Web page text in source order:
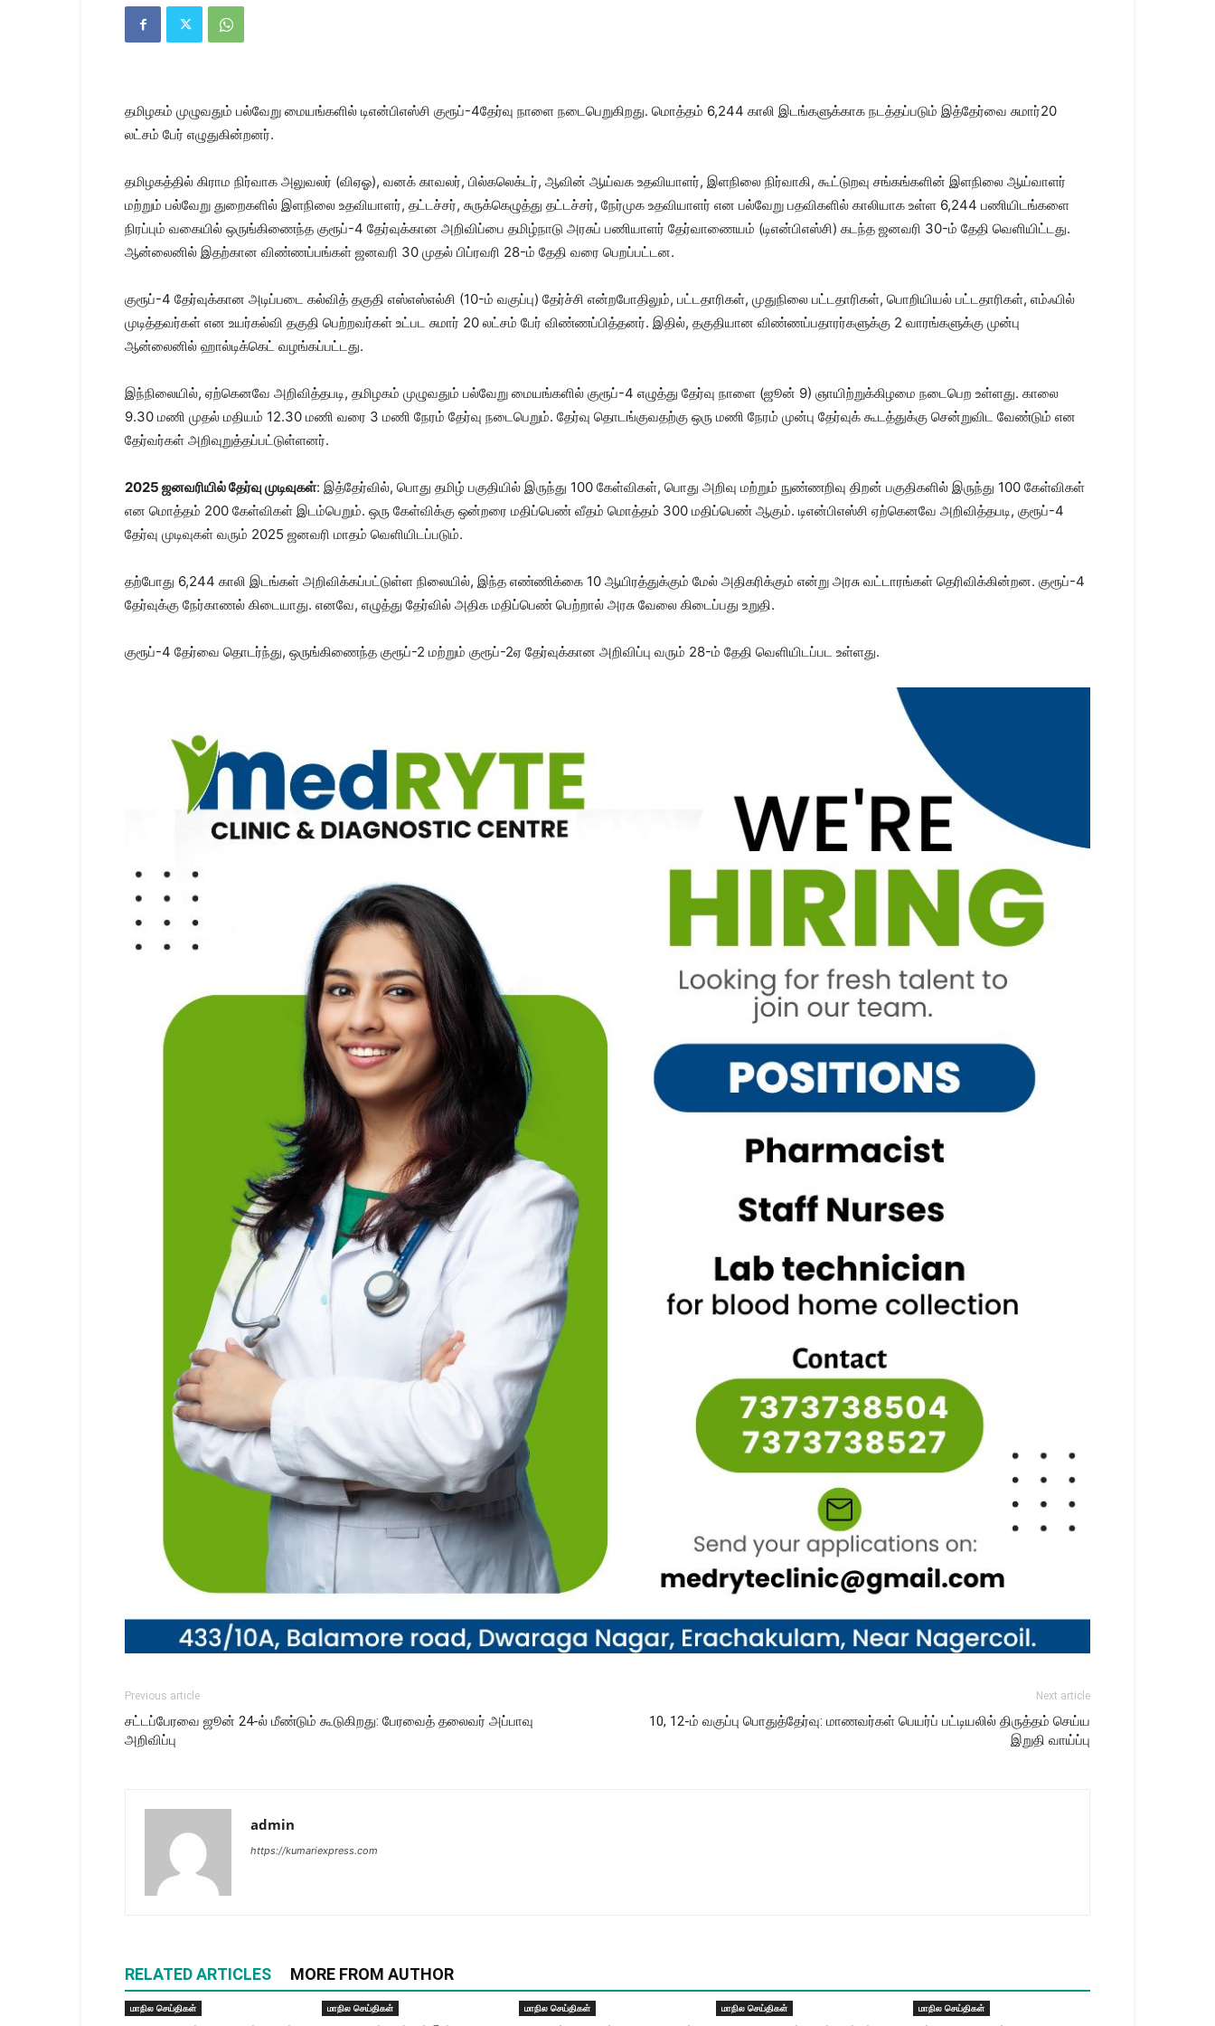
|
தமிழகம் முழுவதும் பல்வேறு மையங்களில் டிஎன்பிஎஸ்சி குரூப்-4தேர்வு நாளை நடைபெறுகிறது. மொத்தம் 6,244 காலி இடங்களுக்காக நடத்தப்படும் இத்தேர்வை சுமார்20
லட்சம் பேர் எழுதுகின்றனர்.
தமிழகத்தில் கிராம நிர்வாக அலுவலர் (விஏஓ), வனக் காவலர், பில்கலெக்டர், ஆவின் ஆய்வக உதவியாளர், இளநிலை நிர்வாகி, கூட்டுறவு சங்கங்களின் இளநிலை ஆய்வாளர்
மற்றும் பல்வேறு துறைகளில் இளநிலை உதவியாளர், தட்டச்சர், சுருக்கெழுத்து தட்டச்சர், நேர்முக உதவியாளர் என பல்வேறு பதவிகளில் காலியாக உள்ள 6,244 பணியிடங்களை
நிரப்பும் வகையில் ஒருங்கிணைந்த குரூப்-4 தேர்வுக்கான அறிவிப்பை தமிழ்நாடு அரசுப் பணியாளர் தேர்வாணையம் (டிஎன்பிஎஸ்சி) கடந்த ஜனவரி 30-ம் தேதி வெளியிட்டது.
ஆன்லைனில் இதற்கான விண்ணப்பங்கள் ஜனவரி 30 முதல் பிப்ரவரி 28-ம் தேதி வரை பெறப்பட்டன.
குரூப்-4 தேர்வுக்கான அடிப்படை கல்வித் தகுதி எஸ்எஸ்எல்சி (10-ம் வகுப்பு) தேர்ச்சி என்றபோதிலும், பட்டதாரிகள், முதுநிலை பட்டதாரிகள், பொறியியல் பட்டதாரிகள், எம்ஃபில்
முடித்தவர்கள் என உயர்கல்வி தகுதி பெற்றவர்கள் உட்பட சுமார் 20 லட்சம் பேர் விண்ணப்பித்தனர். இதில், தகுதியான விண்ணப்பதாரர்களுக்கு 2 வாரங்களுக்கு முன்பு
ஆன்லைனில் ஹால்டிக்கெட் வழங்கப்பட்டது.
இந்நிலையில், ஏற்கெனவே அறிவித்தபடி, தமிழகம் முழுவதும் பல்வேறு மையங்களில் குரூப்-4 எழுத்து தேர்வு நாளை (ஜூன் 9) ஞாயிற்றுக்கிழமை நடைபெற உள்ளது. காலை
9.30 மணி முதல் மதியம் 12.30 மணி வரை 3 மணி நேரம் தேர்வு நடைபெறும். தேர்வு தொடங்குவதற்கு ஒரு மணி நேரம் முன்பு தேர்வுக் கூடத்துக்கு சென்றுவிட வேண்டும் என
தேர்வர்கள் அறிவுறுத்தப்பட்டுள்ளனர்.
2025 ஜனவரியில் தேர்வு முடிவுகள்: இத்தேர்வில், பொது தமிழ் பகுதியில் இருந்து 100 கேள்விகள், பொது அறிவு மற்றும் நுண்ணறிவு திறன் பகுதிகளில் இருந்து 100 கேள்விகள்
என மொத்தம் 200 கேள்விகள் இடம்பெறும். ஒரு கேள்விக்கு ஒன்றரை மதிப்பெண் வீதம் மொத்தம் 300 மதிப்பெண் ஆகும். டிஎன்பிஎஸ்சி ஏற்கெனவே அறிவித்தபடி, குரூப்-4
தேர்வு முடிவுகள் வரும் 2025 ஜனவரி மாதம் வெளியிடப்படும்.
தற்போது 6,244 காலி இடங்கள் அறிவிக்கப்பட்டுள்ள நிலையில், இந்த எண்ணிக்கை 10 ஆயிரத்துக்கும் மேல் அதிகரிக்கும் என்று அரசு வட்டாரங்கள் தெரிவிக்கின்றன. குரூப்-4
தேர்வுக்கு நேர்காணல் கிடையாது. எனவே, எழுத்து தேர்வில் அதிக மதிப்பெண் பெற்றால் அரசு வேலை கிடைப்பது உறுதி.
குரூப்-4 தேர்வை தொடர்ந்து, ஒருங்கிணைந்த குரூப்-2 மற்றும் குரூப்-2ஏ தேர்வுக்கான அறிவிப்பு வரும் 28-ம் தேதி வெளியிடப்பட உள்ளது.
Previous article
சட்டப்பேரவை ஜூன் 24-ல் மீண்டும் கூடுகிறது: பேரவைத் தலைவர் அப்பாவு
அறிவிப்பு
Next article
10, 12-ம் வகுப்பு பொதுத்தேர்வு: மாணவர்கள் பெயர்ப் பட்டியலில் திருத்தம் செய்ய
இறுதி வாய்ப்பு
admin
https://kumariexpress.com
RELATED ARTICLES MORE FROM AUTHOR
மாநில செய்திகள் மாநில செய்திகள் மாநில செய்திகள் மாநில செய்திகள் மாநில செய்திகள்